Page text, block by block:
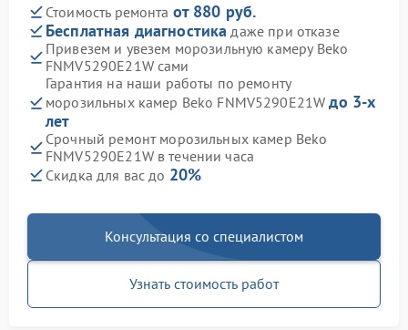
Стоимость ремонта от 880 руб.
Бесплатная диагностика даже при отказе
Привезем и увезем морозильную камеру Beko
FNMV5290E21W сами
Гарантия на наши работы по ремонту
морозильных камер Beko FNMV5290E21Wдо 3-х
лет
Срочный ремонт морозильных камер Beko
FNMV5290E21W в течении часа
Скидка для вас до 20%
Консультация со специалистом
Узнать стоимость работ